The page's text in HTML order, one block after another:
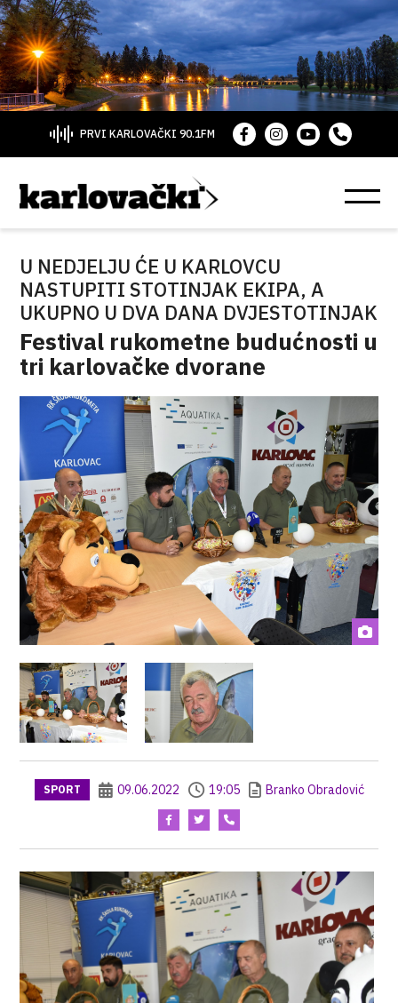
PRVI KARLOVAČKI 90.1FM
U NEDJELJU ĆE U KARLOVCU
NASTUPITI STOTINJAK EKIPA, A
UKUPNO U DVA DANA DVJESTOTINJAK
Festival rukometne budućnosti u
tri karlovačke dvorane
SPORT 09.06.2022 19:05 Branko Obradović